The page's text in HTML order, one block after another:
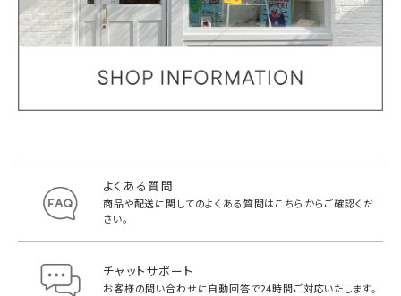
よくある質問
商品や配送に関してのよくある質問はこちらからご確認くだ
さい。
チャットサポート
お客様の問い合わせに自動回答で24時間ご対応いたします。